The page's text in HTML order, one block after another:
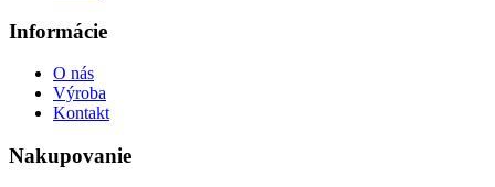
Informácie
O nás
Výroba
Kontakt
Nakupovanie